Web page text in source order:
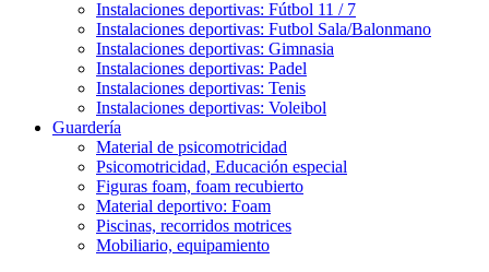
Instalaciones deportivas: Fútbol 11 / 7
Instalaciones deportivas: Futbol Sala/Balonmano
Instalaciones deportivas: Gimnasia
Instalaciones deportivas: Padel
Instalaciones deportivas: Tenis
Instalaciones deportivas: Voleibol
Guardería
Material de psicomotricidad
Psicomotricidad, Educación especial
Figuras foam, foam recubierto
Material deportivo: Foam
Piscinas, recorridos motrices
Mobiliario, equipamiento